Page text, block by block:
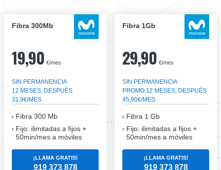
Fibra 300Mb
19,90 €/mes
SIN PERMANENCIA
12 MESES, DESPUÉS
31,9€/MES
Fibra 300 Mb
Fijo: ilimitadas a fijos +
50min/mes a móviles
¡LLAMA GRATIS!
919 373 878
Fibra 1Gb
29,90 €/mes
SIN PERMANENCIA
PROMO 12 MESES, DESPUÉS
45,90€/MES
Fibra 1 Gb
Fijo: ilimitadas a fijos +
50min/mes a móviles
¡LLAMA GRATIS!
919 373 878